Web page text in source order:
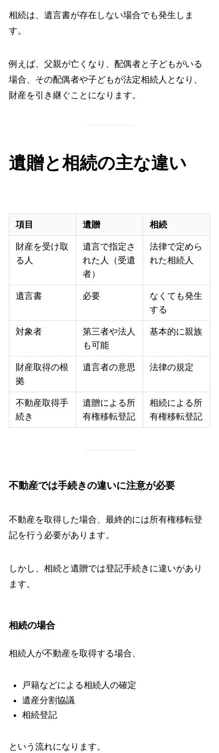
相続は、遺言書が存在しない場合でも発生しま
す。
例えば、父親が亡くなり、配偶者と子どもがいる
場合、その配偶者や子どもが法定相続人となり、
財産を引き継ぐことになります。
遺贈と相続の主な違い
項目 遺贈 相続
財産を受け取
る人
遺言で指定さ
れた人（受遺
者）
法律で定めら
れた相続人
遺言書 必要
なくても発生
する
対象者
第三者や法人
も可能
基本的に親族
財産取得の根
拠
遺言者の意思 法律の規定
不動産取得手
続き
遺贈による所
有権移転登記
相続による所
有権移転登記
不動産では手続きの違いに注意が必要
不動産を取得した場合、最終的には所有権移転登
記を行う必要があります。
しかし、相続と遺贈では登記手続きに違いがあり
ます。
相続の場合
相続人が不動産を取得する場合、
戸籍などによる相続人の確定
遺産分割協議
相続登記
という流れになります。